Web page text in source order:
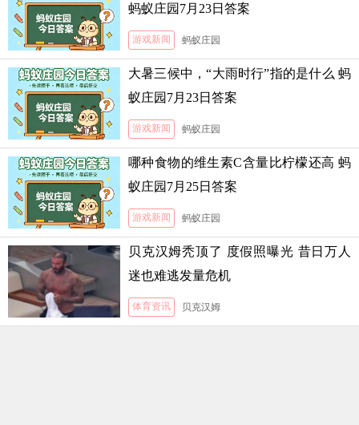
蚂蚁庄园7月23日答案
游戏新闻 蚂蚁庄园
大暑三候中，“大雨时行”指的是什么 蚂
蚁庄园7月23日答案
游戏新闻 蚂蚁庄园
哪种食物的维生素C含量比柠檬还高 蚂
蚁庄园7月25日答案
游戏新闻 蚂蚁庄园
贝克汉姆秃顶了 度假照曝光 昔日万人
迷也难逃发量危机
体育资讯 贝克汉姆